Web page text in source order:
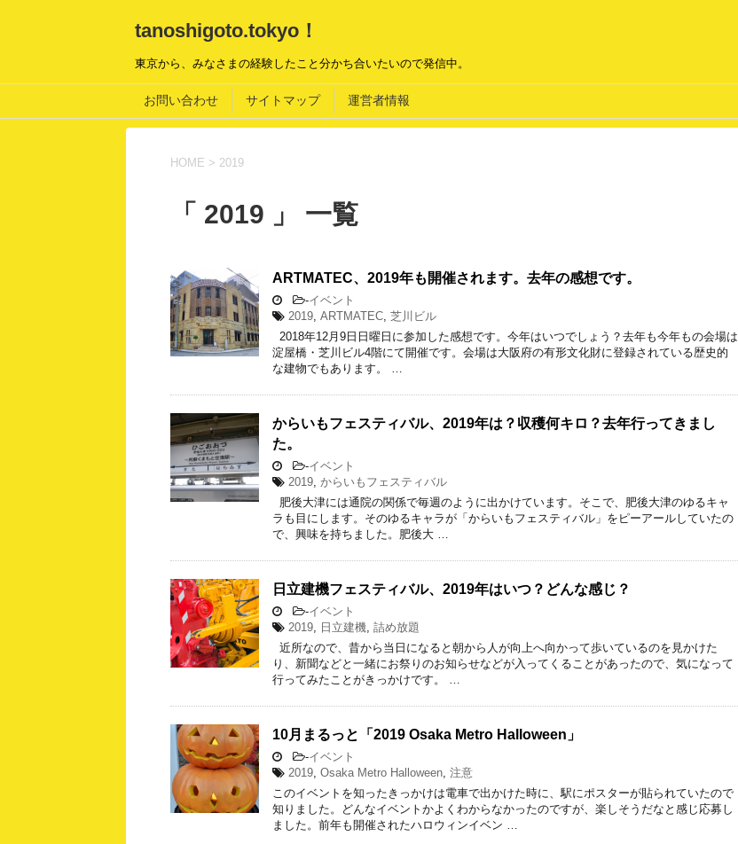
tanoshigoto.tokyo！
東京から、みなさまの経験したこと分かち合いたいので発信中。
お問い合わせ サイトマップ 運営者情報
HOME > 2019
「 2019 」 一覧
ARTMATEC、2019年も開催されます。去年の感想です。
-イベント
2019, ARTMATEC, 芝川ビル
2018年12月9日日曜日に参加した感想です。今年はいつでしょう？去年も今年もの会場は
淀屋橋・芝川ビル4階にて開催です。会場は大阪府の有形文化財に登録されている歴史的
な建物でもあります。 …
からいもフェスティバル、2019年は？収穫何キロ？去年行ってきまし
た。
-イベント
2019, からいもフェスティバル
肥後大津には通院の関係で毎週のように出かけています。そこで、肥後大津のゆるキャ
ラも目にします。そのゆるキャラが「からいもフェスティバル」をピーアールしていたの
で、興味を持ちました。肥後大 …
日立建機フェスティバル、2019年はいつ？どんな感じ？
-イベント
2019, 日立建機, 詰め放題
近所なので、昔から当日になると朝から人が向上へ向かって歩いているのを見かけた
り、新聞などと一緒にお祭りのお知らせなどが入ってくることがあったので、気になって
行ってみたことがきっかけです。 …
10月まるっと「2019 Osaka Metro Halloween」
-イベント
2019, Osaka Metro Halloween, 注意
このイベントを知ったきっかけは電車で出かけた時に、駅にポスターが貼られていたので
知りました。どんなイベントかよくわからなかったのですが、楽しそうだなと感じ応募し
ました。前年も開催されたハロウィンイベン …